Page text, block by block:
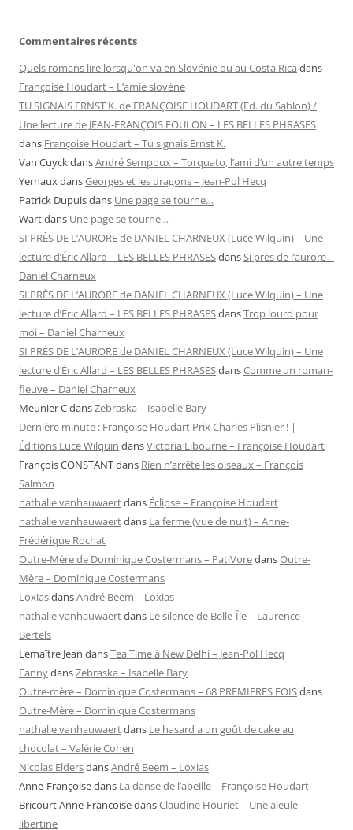
Commentaires récents
Quels romans lire lorsqu'on va en Slovénie ou au Costa Rica dans
Françoise Houdart – L’amie slovène
TU SIGNAIS ERNST K. de FRANÇOISE HOUDART (Ed. du Sablon) /
Une lecture de JEAN-FRANÇOIS FOULON – LES BELLES PHRASES
dans Françoise Houdart – Tu signais Ernst K.
Van CuyckdansAndré Sempoux – Torquato, l’ami d’un autre temps
YernauxdansGeorges et les dragons – Jean-Pol Hecq
Patrick Dupuisdans Une page se tourne…
Wartdans Une page se tourne…
SI PRÈS DE L’AURORE de DANIEL CHARNEUX (Luce Wilquin) – Une
lecture d’Éric Allard – LES BELLES PHRASESdansSi près de l’aurore –
Daniel Charneux
SI PRÈS DE L’AURORE de DANIEL CHARNEUX (Luce Wilquin) – Une
lecture d’Éric Allard – LES BELLES PHRASESdansTrop lourd pour
moi – Daniel Charneux
SI PRÈS DE L’AURORE de DANIEL CHARNEUX (Luce Wilquin) – Une
lecture d’Éric Allard – LES BELLES PHRASESdansComme un roman-
fleuve – Daniel Charneux
Meunier CdansZebraska – Isabelle Bary
Dernière minute : Françoise Houdart Prix Charles Plisnier ! |
Éditions Luce Wilquin dansVictoria Libourne – Françoise Houdart
François CONSTANTdans Rien n’arrête les oiseaux – François
Salmon
nathalie vanhauwaertdans Éclipse – Françoise Houdart
nathalie vanhauwaertdans La ferme (vue de nuit) – Anne-
Frédérique Rochat
Outre-Mère de Dominique Costermans – PatiVoredansOutre-
Mère – Dominique Costermans
LoxiasdansAndré Beem – Loxias
nathalie vanhauwaertdans Le silence de Belle-Île – Laurence
Bertels
Lemaître Jean dansTea Time à New Delhi – Jean-Pol Hecq
FannydansZebraska – Isabelle Bary
Outre-mère – Dominique Costermans – 68 PREMIERES FOISdans
Outre-Mère – Dominique Costermans
nathalie vanhauwaertdans Le hasard a un goût de cake au
chocolat – Valérie Cohen
Nicolas EldersdansAndré Beem – Loxias
Anne-Françoisedans La danse de l’abeille – Françoise Houdart
Bricourt Anne-FrancoisedansClaudine Houriet – Une aïeule
libertine